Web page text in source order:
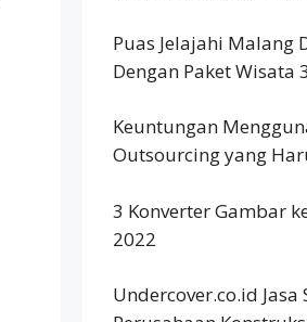
Puas Jelajahi Malang
Dengan Paket Wisata
Keuntungan
Outsourcing yang
3 Konverter Gambar
2022
Undercover.co.id Jasa